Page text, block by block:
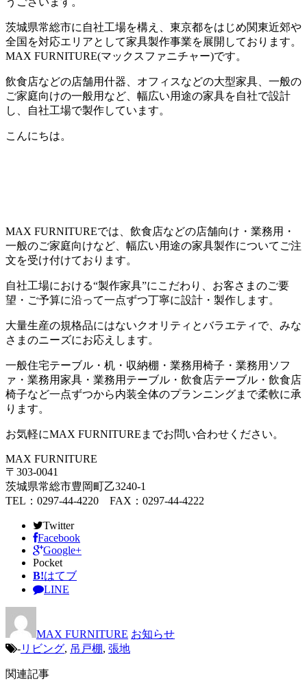
茨城県常総市に自社工場を構え、東京都をはじめ関東近郊や
全国を対応エリアとして家具製作事業を展開しております。
MAX FURNITURE(マックスファニチャー)です。
飲食店などの店舗用什器、オフィスなどの大型家具、一般の
ご家庭向けの一般用など、幅広い用途の家具を自社で設計
し、自社工場で製作しています。
こんにちは。
MAX FURNITUREでは、飲食店などの店舗向け・業務用・
一般のご家庭向けなど、幅広い用途の家具製作についてご注
文を受け付けております。
自社工場における“製作家具”にこだわり、お客さまのご要
望・ご予算に沿って一点ずつ丁寧に設計・製作します。
大量生産の規格品にはないクオリティとバラエティで、みな
さまのニーズにお応えします。
一般住宅テーブル・机・収納棚・業務用椅子・業務用ソフ
ァ・業務用家具・業務用テーブル・飲食店テーブル・飲食店
椅子など一点ずつから内装全体のプランニングまで柔軟に承
ります。
お気軽にMAX FURNITURE までお問い合わせください。
MAX FURNITURE
〒303-0041
茨城県常総市豊岡町乙3240-1
TEL：0297-44-4220 FAX：0297-44-4222
Twitter
Facebook
Google+
Pocket
B!はてブ
LINE
MAX FURNITURE お知らせ
-リビング, 吊戸棚, 張地
関連記事